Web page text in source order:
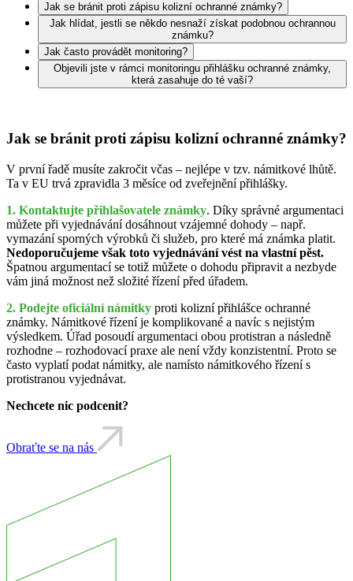
Jak se bránit proti zápisu kolizní ochranné známky?
Jak hlídat, jestli se někdo nesnaží získat podobnou ochrannou
známku?
Jak často provádět monitoring?
Objevili jste v rámci monitoringu přihlášku ochranné známky,
která zasahuje do té vaší?
Jak se bránit proti zápisu kolizní ochranné známky?
V první řadě musíte zakročit včas – nejlépe v tzv. námitkové lhůtě.
Ta v EU trvá zpravidla 3 měsíce od zveřejnění přihlášky.
1. Kontaktujte přihlašovatele známky. Díky správné argumentaci
můžete při vyjednávání dosáhnout vzájemné dohody – např.
vymazání sporných výrobků či služeb, pro které má známka platit.
Nedoporučujeme však toto vyjednávání vést na vlastní pěst.
Špatnou argumentací se totiž můžete o dohodu připravit a nezbyde
vám jiná možnost než složité řízení před úřadem.
2. Podejte oficiálnínámitky proti kolizní přihlášce ochranné
známky. Námitkové řízení je komplikované a navíc s nejistým
výsledkem. Úřad posoudí argumentaci obou protistran a následně
rozhodne – rozhodovací praxe ale není vždy konzistentní. Proto se
často vyplatí podat námitky, ale namísto námitkového řízení s
protistranou vyjednávat.
Nechcete nic podcenit?
Obraťte se na nás